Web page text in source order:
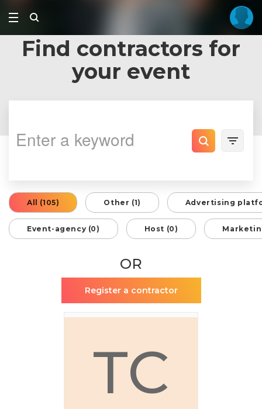
Find contractors for
your event
All (105) Other (1) Advertising
Event-agency (0) Host (0)
OR
Register a contractor
TC